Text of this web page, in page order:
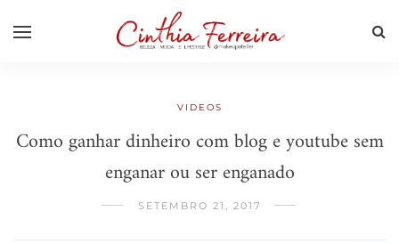
VIDEOS
Como ganhar dinheiro com blog e youtube sem
enganar ou ser enganado
SETEMBRO 21, 2017